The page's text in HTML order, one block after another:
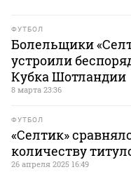
ФУТБОЛ
Болельщики
устроили
Кубка Шотландии
8 марта 23:36
ФУТБОЛ
«Селтик»
количеству
26 апреля 2025 16:49